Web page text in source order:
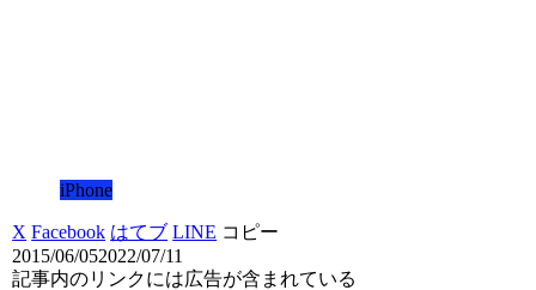
iPhone
X Facebook はてブ LINE コピー
2015/06/052022/07/11
記事内のリンクには広告が含まれている